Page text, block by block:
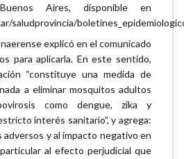
Aires, disponible en
saludprovincia/
explicó en el comunicado
para aplicarla. En este sentido,
“constituye una medida de
a eliminar mosquitos adultos
como dengue, zika y
interés sanitario”, y agrega:
adversos y al impacto negativo en
al efecto perjudicial que